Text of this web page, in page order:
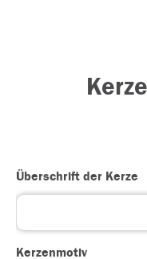
Überschrift der Kerze
Kerzenmotiv